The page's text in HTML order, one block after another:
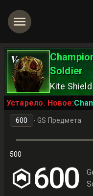
V
Soldier
Kite Shield
Устарело. Новое:
-GS Предмета
500
600